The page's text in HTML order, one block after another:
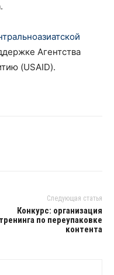
Агентства
(USAID).
Следующая статья
Конкурс: организация
тренинга по переупаковке
контента